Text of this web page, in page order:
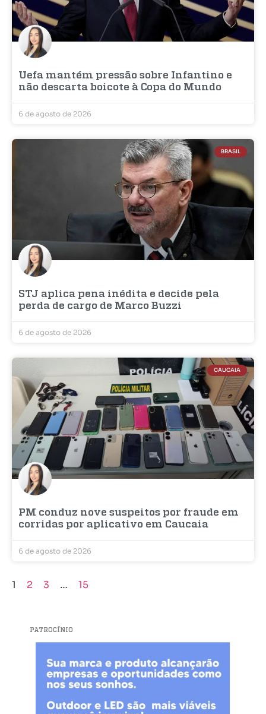
Uefa mantém pressão sobre Infantino e
não descarta boicote à Copa do Mundo
6 de agosto de 2026
BRASIL
STJ aplica pena inédita e decide pela
perda de cargo de Marco Buzzi
6 de agosto de 2026
CAUCAIA
PM conduz nove suspeitos por fraude em
corridas por aplicativo em Caucaia
6 de agosto de 2026
1 2 3 … 15
PATROCÍNIO